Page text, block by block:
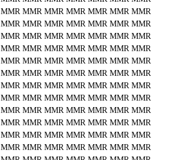
MMR MMR MMR MMR MMR MMR MMR
MMR MMR MMR MMR MMR MMR MMR
MMR MMR MMR MMR MMR MMR MMR
MMR MMR MMR MMR MMR MMR MMR
MMR MMR MMR MMR MMR MMR MMR
MMR MMR MMR MMR MMR MMR MMR
MMR MMR MMR MMR MMR MMR MMR
MMR MMR MMR MMR MMR MMR MMR
MMR MMR MMR MMR MMR MMR MMR
MMR MMR MMR MMR MMR MMR MMR
MMR MMR MMR MMR MMR MMR MMR
MMR MMR MMR MMR MMR MMR MMR